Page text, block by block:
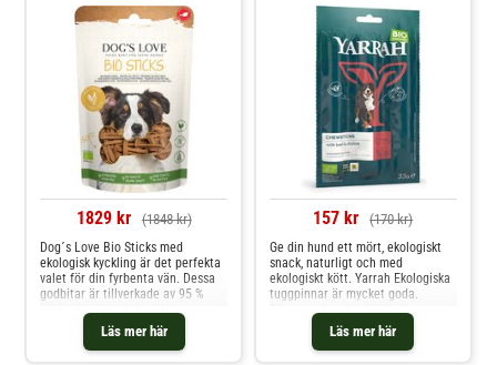
1829 kr (1848 kr)
Läs mer här
Dog´s Love Bio Sticks med
ekologisk kyckling är det perfekta
valet för din fyrbenta vän. Dessa
godbitar är tillverkade av 95 %
högkvalitativt ekologiskt
kycklingmuskelkött och har en
mjuk konsistens som din hund
kommer att älska. De är idealiska
157 kr (170 kr)
Läs mer här
Ge din hund ett mört, ekologiskt
snack, naturligt och med
ekologiskt kött. Yarrah Ekologiska
tuggpinnar är mycket goda.
Eftersom hundar är köttätare av
naturen motsvarar detta
hundgodis med en hög köttandel
deras naturliga näring. Tillsatsen